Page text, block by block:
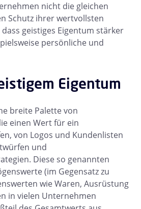
nicht die gleichen
Schutz ihrer wertvollsten
geistiges Eigentum stärker
persönliche und
Eigentum
breite Palette von
einen Wert für ein
von Logos und Kundenlisten
und
Diese so genannten
(im Gegensatz zu
wie Waren, Ausrüstung
in vielen Unternehmen